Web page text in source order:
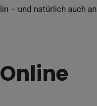
– und natürlich auch an